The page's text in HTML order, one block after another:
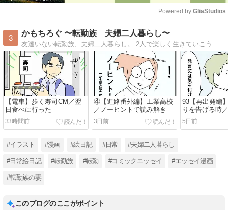
Powered by GliaStudios
3
かもちろぐ 〜転勤族 夫婦二人暮らし〜
【電車】歩く寿司CM／翌
日食べに行った
33時間前
④【進路番外編】工業高校
／ノーヒントで読み解き
3日前
93【再出発編
りを告げる時
なる時９
5日前
#イラスト #漫画 #絵日記 #日常 #夫婦二人暮らし
#日常絵日記 #転勤族 #転勤 #コミックエッセイ #エッセイ漫画
#転勤族の妻
このブログのここがポイント